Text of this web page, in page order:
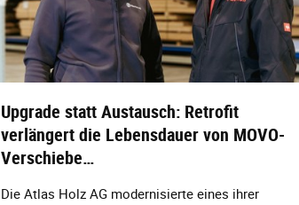
Upgrade statt Austausch: Retrofit
verlängert die Lebensdauer von MOVO-
Verschiebe…
Die Atlas Holz AG modernisierte eines ihrer